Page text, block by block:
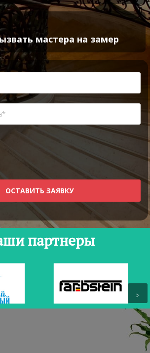
мастера на замер
партнеры